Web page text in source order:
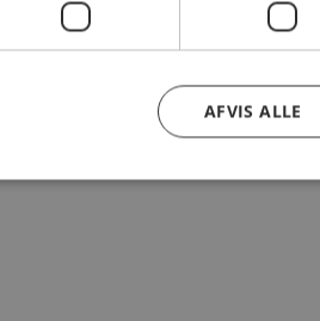
AFVIS ALLE